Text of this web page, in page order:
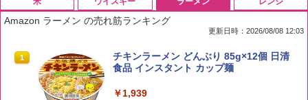
1 by Amazon 国産ブレンド米 精米 5kg
1
ブラックニッカ ニッカ Nikka ウィスキ
ー4000ml ブラックニッカクリア ウヰス
お得 4リットル
Amazon ラーメン の売れ筋ランキング
更新日時：2026/08/08 12:03
1
チキンラーメン どんぶり 85g×12個 日清
食品 インスタント カップ麺
￥1,939